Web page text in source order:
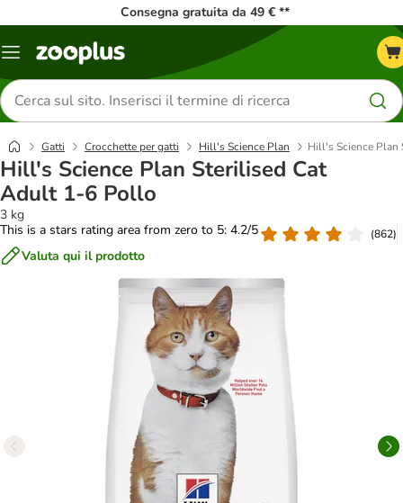
Consegna gratuita da 49 € **
Overview
Cerca
prodotti
Gatti Crocchette per gatti Hill's Science Plan Hill's Science
Hill's Science Plan Sterilised Cat
Adult 1-6 Pollo
3 kg
This is a stars rating area from zero to 5: 4.2/5
(862)
Valuta qui il prodotto